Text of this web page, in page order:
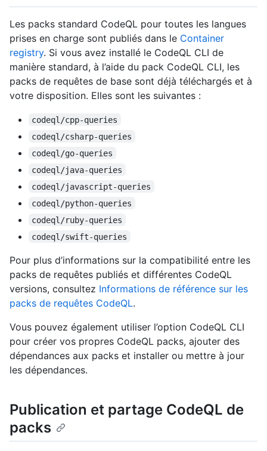
Les packs standard CodeQL pour toutes les langues
prises en charge sont publiés dans le Container
registry. Si vous avez installé le CodeQL CLI de
manière standard, à l’aide du pack CodeQL CLI, les
packs de requêtes de base sont déjà téléchargés et à
votre disposition. Elles sont les suivantes :
codeql/cpp-queries
codeql/csharp-queries
codeql/go-queries
codeql/java-queries
codeql/javascript-queries
codeql/python-queries
codeql/ruby-queries
codeql/swift-queries
Pour plus d’informations sur la compatibilité entre les
packs de requêtes publiés et différentes CodeQL
versions, consultez Informations de référence sur les
packs de requêtes CodeQL.
Vous pouvez également utiliser l’option CodeQL CLI
pour créer vos propres CodeQL packs, ajouter des
dépendances aux packs et installer ou mettre à jour
les dépendances.
Publication et partage CodeQL de
packs